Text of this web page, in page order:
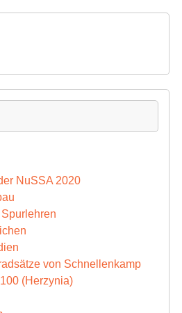
NuSSA 2020
von Schnellenkamp
(Herzynia)